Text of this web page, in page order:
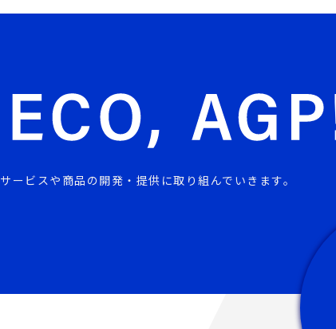
サービスや商品の開発・提供に取り組んでいきます。